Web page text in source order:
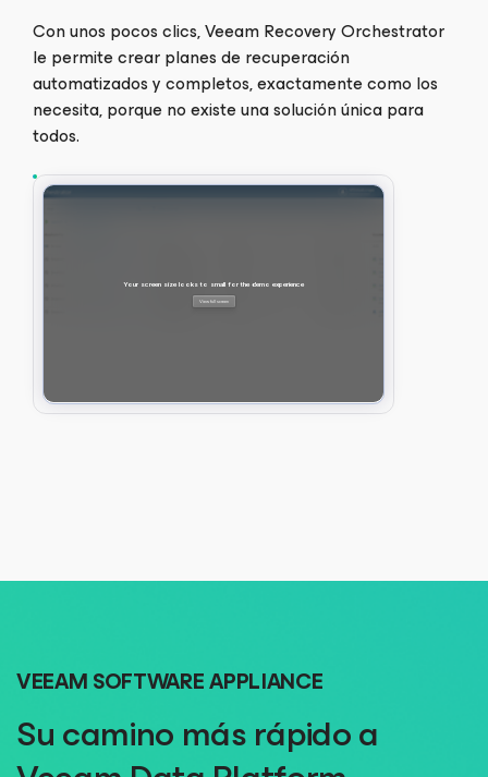
Con unos pocos clics, Veeam Recovery Orchestrator
le permite crear planes de recuperación
automatizados y completos, exactamente como los
necesita, porque no existe una solución única para
todos.
VEEAM SOFTWARE APPLIANCE
Su camino más rápido a